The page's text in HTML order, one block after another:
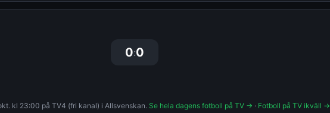
0:0
kl 23:00 på TV4 (fri kanal) i Allsvenskan. Se hela dagens fotboll på TV → · Fotboll på TV ikväll →